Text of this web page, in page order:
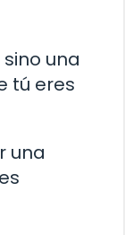
una
tú eres
una